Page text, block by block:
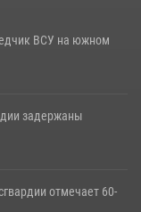
ВСУ на южном
задержаны
отмечает 60-